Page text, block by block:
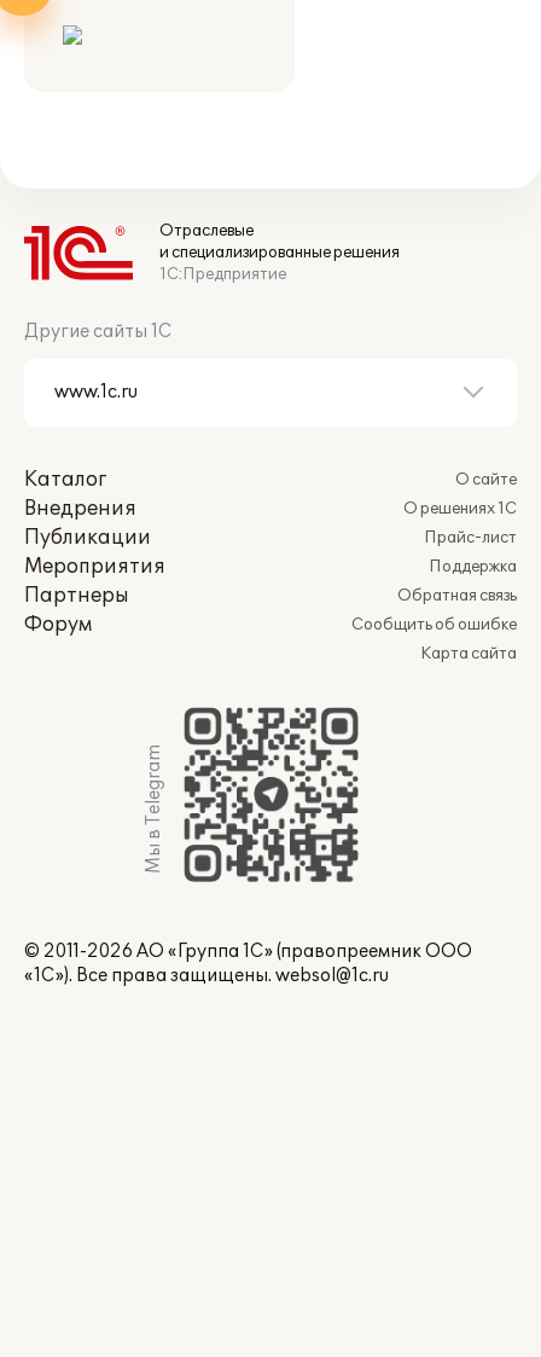
Отраслевые
и специализированные решения
1С:Предприятие
Другие сайты 1С
Каталог
Внедрения
Публикации
Мероприятия
Партнеры
Форум
О сайте
О решениях 1С
Прайс-лист
Поддержка
Обратная связь
Сообщить об ошибке
Карта сайта
Мы в Telegram
© 2011-2026 АО «Группа 1С» (правопреемник ООО
«1С»). Все права защищены. websol@1c.ru